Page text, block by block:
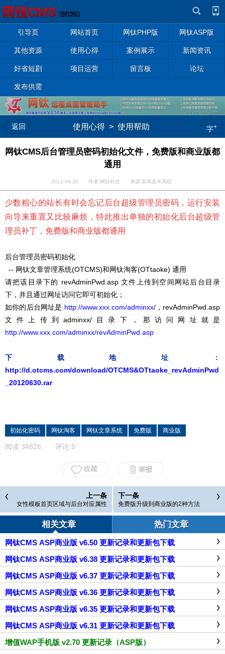
引导页 网站首页 网钛PHP版 网钛ASP版
其他资源 使用心得 案例展示 新闻资讯
好省短剧 项目运营 留言板 论坛
发布供需
返回 使用心得 > 使用帮助 字+
网钛CMS后台管理员密码初始化文件，免费版和商业版都
通用
2012-06-30 作者:网钛科技 来源:新闻发布系统
少数粗心的站长有时会忘记后台超级管理员密码，运行安装
向导来重置又比较麻烦，特此推出单独的初始化后台超级管
理员补丁，免费版和商业版都通用
后台管理员密码初始化
-- 网钛文章管理系统(OTCMS)和网钛淘客(OTtaoke) 通用
请把该目录下的 revAdminPwd.asp 文件上传到空间网站后台目录
下，并且通过网址访问它即可初始化；
如你的后台网址是 http://www.xxx.com/adminxx/，revAdminPwd.asp
文件上传到adminxx/目录下，那访问网址就是
http://www.xxx.com/adminxx/revAdminPwd.asp
下载地址：
http://d.otcms.com/download/OTCMS&OTtaoke_revAdminPwd
_20120630.rar
初始化密码 网钛淘客 网钛文章系统 免费版 商业版
阅读:34826 评论:5
上一条
女性模板首页区域与后台对应属性
下一条
免费版升级到商业版的2种方法
相关文章 热门文章
网钛CMS ASP商业版 v6.50 更新记录和更新包下载
网钛CMS ASP商业版 v6.38 更新记录和更新包下载
网钛CMS ASP商业版 v6.37 更新记录和更新包下载
网钛CMS ASP商业版 v6.36 更新记录和更新包下载
网钛CMS ASP商业版 v6.35 更新记录和更新包下载
网钛CMS ASP商业版 v6.31 更新记录和更新包下载
增值WAP手机版 v2.70 更新记录（ASP版）